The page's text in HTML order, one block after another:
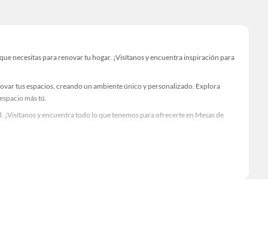
necesitas para renovar tu hogar. ¡Visítanos y encuentra inspiración para
tus espacios, creando un ambiente único y personalizado. Explora
más tú.
y encuentra todo lo que tenemos para ofrecerte en Mesas de